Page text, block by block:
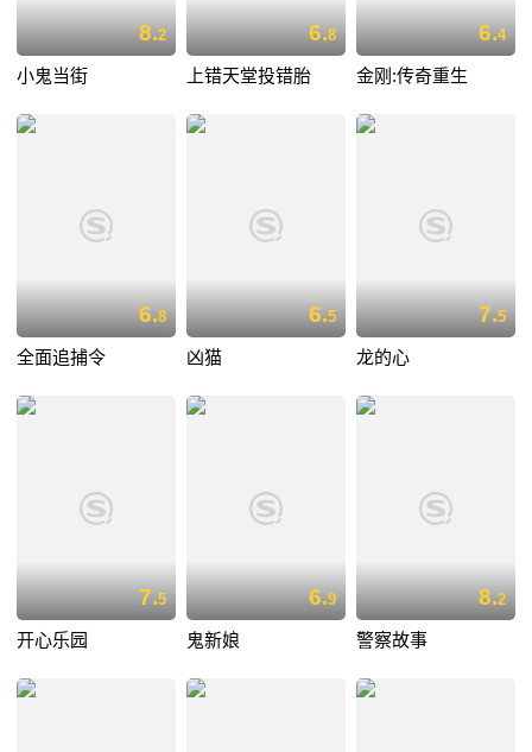
8.2
小鬼当街
6.8
上错天堂投错胎
6.4
金刚:传奇重生
6.8
全面追捕令
6.5
凶猫
7.5
龙的心
7.5
开心乐园
6.9
鬼新娘
8.2
警察故事